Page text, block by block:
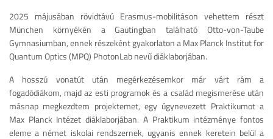
2025 májusában rövidtávú Erasmus-mobilitáson vehettem részt
München környékén a Gautingban található Otto-von-Taube
Gymnasiumban, ennek részeként gyakorlaton a Max Planck Institut for
Quantum Optics (MPQ) PhotonLab nevű diáklaborjában.
A hosszú vonatút után megérkezésemkor már várt rám a
fogadódiákom, majd az esti programok és a család megismerése után
másnap megkezdtem projektemet, egy úgynevezett Praktikumot a
Max Planck Intézet diáklaborjában. A Praktikum intézménye fontos
eleme a német iskolai rendszernek, ugyanis ennek keretein belül a